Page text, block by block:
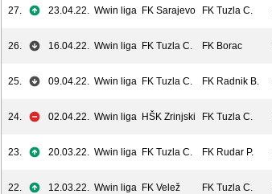
27. 23.04.22. Wwin liga FK Sarajevo FK Tuzla C.
26. 16.04.22. Wwin liga FK Tuzla C. FK Borac
25. 09.04.22. Wwin liga FK Tuzla C. FK Radnik B.
24. 02.04.22. Wwin liga HŠK Zrinjski FK Tuzla C.
23. 20.03.22. Wwin liga FK Tuzla C. FK Rudar P.
22. 12.03.22. Wwin liga FK Velež FK Tuzla C.